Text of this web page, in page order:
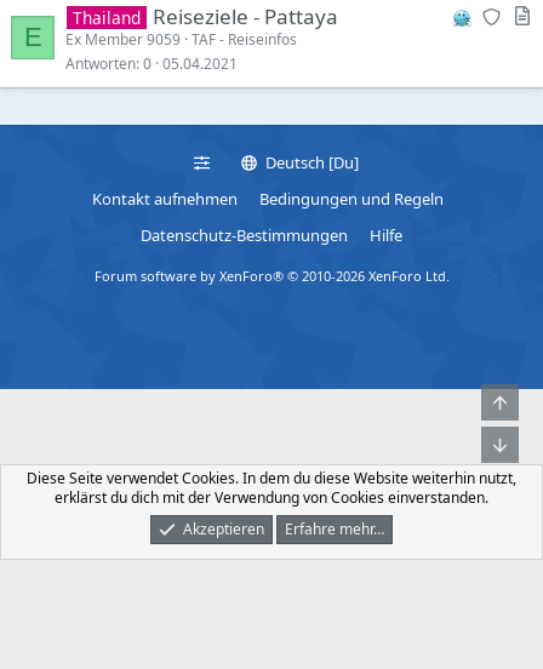
E
N
r
e
r
a
t
i
n
i
c
Thailand Reiseziele - Pattaya
Ex Member 9059 TAF - Reiseinfos
Antworten 0 05.04.2021
Deutsch [Du]
Kontakt aufnehmen
Bedingungen und Regeln
Datenschutz-Bestimmungen
Hilfe
Forum software by XenForo® © 2010-2026 XenForo Ltd.
Was Ist Neu Dunkler Modus Anmelden
Diese Seite verwendet Cookies. In dem du diese Website weiterhin nutzt,
erklärst du dich mit der Verwendung von Cookies einverstanden.
Akzeptieren
Erfahre mehr…